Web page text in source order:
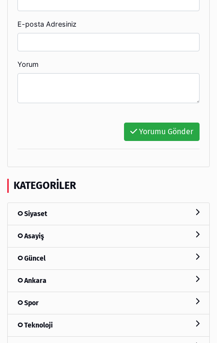
E-posta Adresiniz
Yorum
Yorumu Gönder
KATEGORILER
Siyaset
Asayiş
Güncel
Ankara
Spor
Teknoloji